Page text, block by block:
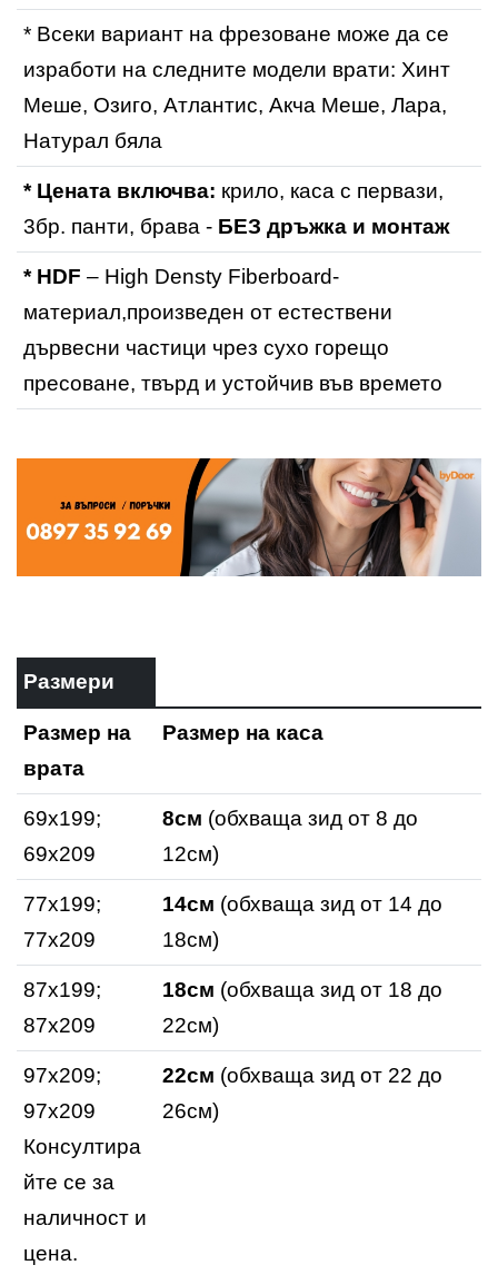
* Всеки вариант на фрезоване може да се
изработи на следните модели врати: Хинт
Меше, Озиго, Атлантис, Акча Меше, Лара,
Натурал бяла
* Цената включва: крило, каса с первази,
3бр. панти, брава - БЕЗ дръжка и монтаж
* HDF – High Densty Fiberboard-
материал,произведен от естествени
дървесни частици чрез сухо горещо
пресоване, твърд и устойчив във времето
Размери
Размер на
врата
Размер на каса
69x199;
69х209
8см (обхваща зид от 8 до
12см)
77x199;
77х209
14см (обхваща зид от 14 до
18см)
87x199;
87х209
18см (обхваща зид от 18 до
22см)
97x209;
97х209
Консултира
йте се за
наличност и
цена.
22см (обхваща зид от 22 до
26см)